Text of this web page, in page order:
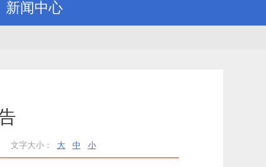
新闻中心
文字大小： 大 中 小